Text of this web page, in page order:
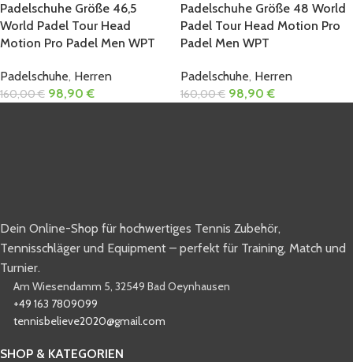
Padelschuhe Größe 46,5
World Padel Tour Head
Motion Pro Padel Men WPT
Padelschuhe, Herren
160,00€ 98,90€
Padelschuhe Größe 48 World
Padel Tour Head Motion Pro
Padel Men WPT
Padelschuhe, Herren
160,00€ 98,90€
Dein Online-Shop für hochwertiges Tennis Zubehör,
Tennisschläger und Equipment – perfekt für Training, Match und
Turnier.
Am Wiesendamm 5, 32549 Bad Oeynhausen
+49 163 7809099
tennisbelieve2020@gmail.com
SHOP & KATEGORIEN